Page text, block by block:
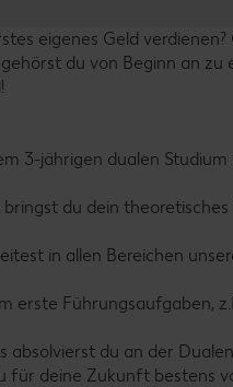
eigenes Geld
du von Beginn an
3-jährigen dualen
du dein
in allen Bereichen
erste Führungsaufgaben,
absolvierst du an der
für deine Zukunft bestens